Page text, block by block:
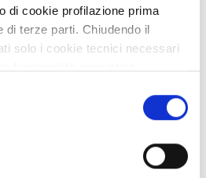
di cookie profilazione prima
di terze parti. Chiudendo il
solo i cookie tecnici necessari
consulta la nostra cookie policy.
it/co
it/pr
interesse associate a questo
Piace a0utenti